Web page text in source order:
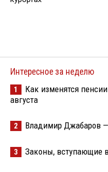
Интересное за неделю
1
Как изменятся
августа
2 Владимир Джабаров
3 Законы, вступающие в